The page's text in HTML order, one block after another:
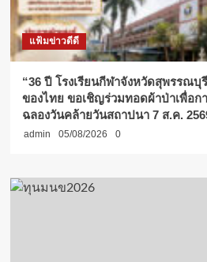
แฟ้มข่าวดีดี
“36 ปี โรงเรียนกีฬาจังหวัดสุพรรณบุ
ของไทย ขอเชิญร่วมทอดผ้าป่าเพื่อก
ฉลองวันคล้ายวันสถาปนา 7 ส.ค.
admin 05/08/2026 0